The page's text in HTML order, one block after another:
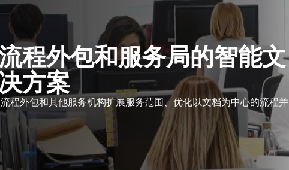
程外包和服务局的智能文
方案
程外包和其他服务机构扩展服务范围、优化以文档为中心的流程并